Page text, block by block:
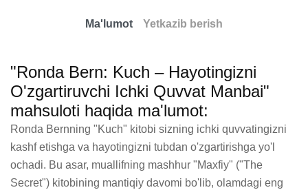
Ma'lumot Yetkazib berish
"Ronda Bern: Kuch – Hayotingizni
O'zgartiruvchi Ichki Quvvat Manbai"
mahsuloti haqida ma'lumot:
Ronda Bernning "Kuch" kitobi sizning ichki quvvatingizni
kashf etishga va hayotingizni tubdan o'zgartirishga yo'l
ochadi. Bu asar, muallifning mashhur "Maxfiy" ("The
Secret") kitobining mantiqiy davomi bo'lib, olamdagi eng